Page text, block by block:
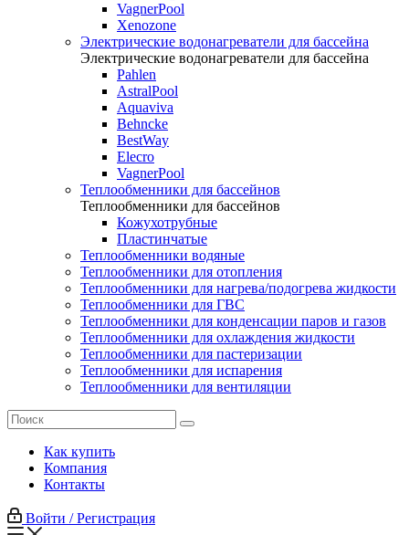
VagnerPool
Xenozone
Электрические водонагреватели для бассейна
Электрические водонагреватели для бассейна
Pahlen
AstralPool
Aquaviva
Behncke
BestWay
Elecro
VagnerPool
Теплообменники для бассейнов
Теплообменники для бассейнов
Кожухотрубные
Пластинчатые
Теплообменники водяные
Теплообменники для отопления
Теплообменники для нагрева/подогрева жидкости
Теплообменники для ГВС
Теплообменники для конденсации паров и газов
Теплообменники для охлаждения жидкости
Теплообменники для пастеризации
Теплообменники для испарения
Теплообменники для вентиляции
Как купить
Компания
Контакты
Войти / Регистрация